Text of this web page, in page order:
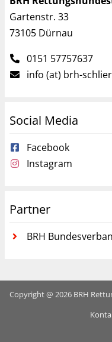
Gartenstr. 33
73105 Dürnau
0151 57757637
info (at) brh-
Social Media
Facebook
Instagram
Partner
BRH
Copyright @ 2026 BRH